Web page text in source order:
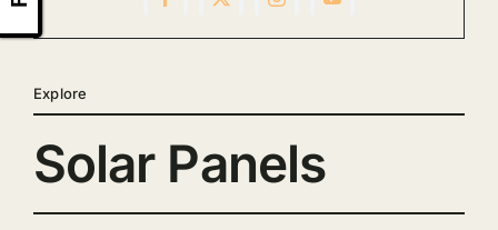
Explore
Solar Panels